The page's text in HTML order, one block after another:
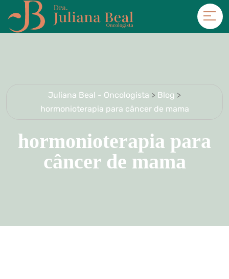
Juliana Beal - Oncologista > Blog >
hormonioterapia para câncer de mama
hormonioterapia para
câncer de mama